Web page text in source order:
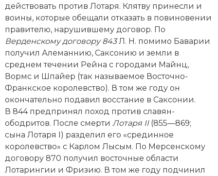
Религия и церковь
Россия
Северная Америка
Социально-экономическая история
Специальные исторические дисциплины
СССР
Южная Америка
действовать против Лотаря. Клятву принесли и
воины, которые обещали отказать в повиновении
правителю, нарушившему договор. По
Верденскому договору 843Л. Н. помимо Баварии
получил Алеманнию, Саксонию и земли в
среднем течении Рейна с городами Майнц,
Вормс и Шпайер (так называемое Восточно-
Франкское королевство). В том же году он
окончательно подавил восстание в Саксонии.
В 844 предпринял поход против славян-
ободритов. После смерти Лотаря II(855—869;
сына Лотаря I) разделил его «срединное
королевство» с Карлом Лысым. По Мерсенскому
договору 870 получил восточные области
Лотарингии и Фризию. В том же году подчинил